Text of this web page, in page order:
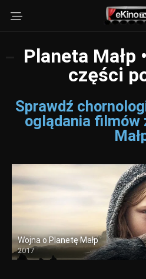
Planeta Małp
części
Sprawdź
oglądania filmów
Wojna o Planetę Małp
2017